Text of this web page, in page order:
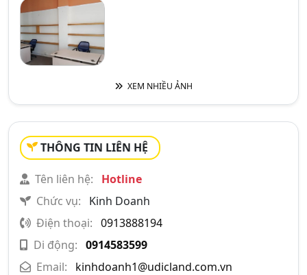
XEM NHIỀU ẢNH
THÔNG TIN LIÊN HỆ
Tên liên hệ:
Hotline
Chức vụ:
Kinh Doanh
Điện thoại: 0913888194
Di động: 0914583599
Email:
kinhdoanh1@udicland.com.vn